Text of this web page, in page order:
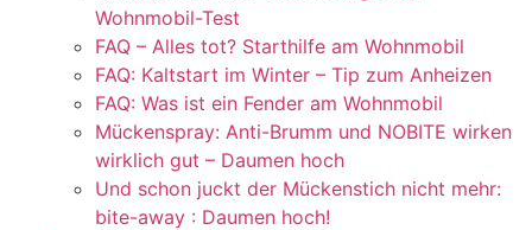
Wohnmobil-Test
FAQ – Alles tot? Starthilfe am Wohnmobil
FAQ: Kaltstart im Winter – Tip zum Anheizen
FAQ: Was ist ein Fender am Wohnmobil
Mückenspray: Anti-Brumm und NOBITE wirken
wirklich gut – Daumen hoch
Und schon juckt der Mückenstich nicht mehr:
bite-away : Daumen hoch!